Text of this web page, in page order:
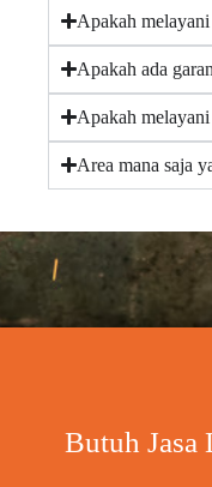
Apakah
Apakah ada
Apakah
Area mana saja
Butuh Jasa